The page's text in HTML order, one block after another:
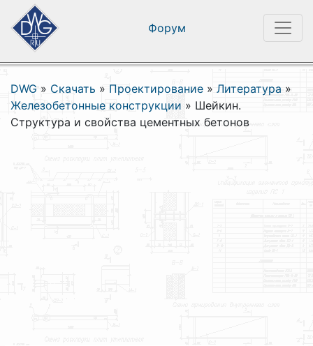
Форум
DWG » Скачать » Проектирование » Литература »
Железобетонные конструкции » Шейкин.
Структура и свойства цементных бетонов